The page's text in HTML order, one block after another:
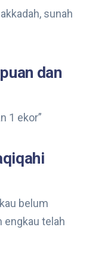
sunah
dan
1 ekor”
belum
engkau telah